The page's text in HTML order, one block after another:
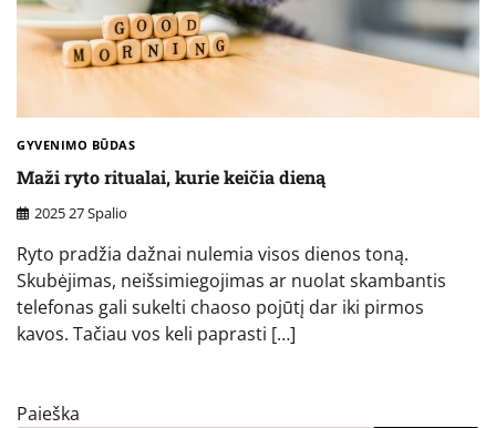
GYVENIMO BŪDAS
Maži ryto ritualai, kurie keičia dieną
2025 27 Spalio
Ryto pradžia dažnai nulemia visos dienos toną.
Skubėjimas, neišsimiegojimas ar nuolat skambantis
telefonas gali sukelti chaoso pojūtį dar iki pirmos
kavos. Tačiau vos keli paprasti […]
Paieška